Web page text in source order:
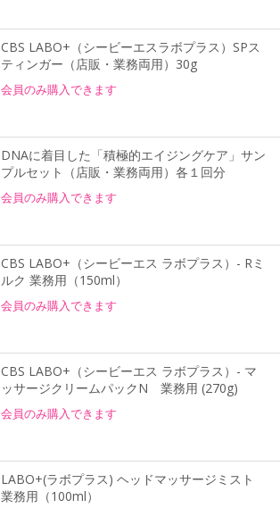
CBS LABO+（シービーエスラボプラス）SPス
ティンガー（店販・業務両用）30g
会員のみ購入できます
DNAに着目した「積極的エイジングケア」サン
プルセット（店販・業務両用）各１回分
会員のみ購入できます
CBS LABO+（シービーエス ラボプラス）- Rミ
ルク 業務用（150ml）
会員のみ購入できます
CBS LABO+（シービーエス ラボプラス）- マ
ッサージクリームパックN 業務用 (270g)
会員のみ購入できます
LABO+(ラボプラス) ヘッドマッサージミスト
業務用（100ml）